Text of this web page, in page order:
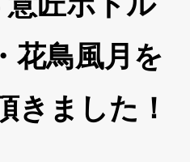
花鳥風月を
きました！